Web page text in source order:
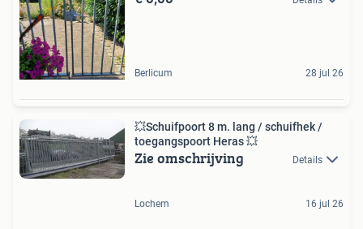
Berlicum 28 jul 26
💥Schuifpoort 8 m. lang / schuifhek /
toegangspoort Heras 💥
Zie omschrijving Details
Lochem 16 jul 26